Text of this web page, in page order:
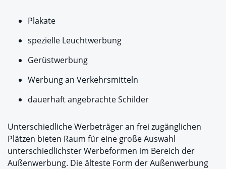
Plakate
spezielle Leuchtwerbung
Gerüstwerbung
Werbung an Verkehrsmitteln
dauerhaft angebrachte Schilder
Unterschiedliche Werbeträger an frei zugänglichen
Plätzen bieten Raum für eine große Auswahl
unterschiedlichster Werbeformen im Bereich der
Außenwerbung. Die älteste Form der Außenwerbung